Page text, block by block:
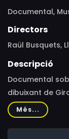
Documental,
Directors
Raül Busquets,
Descripció
Documental
dibuixant de
excentricisme i
vigents.El
personatge
Més...